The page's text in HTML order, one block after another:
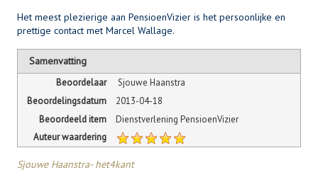
Het meest plezierige aan PensioenVizier is het persoonlijke en
prettige contact met Marcel Wallage.
Samenvatting
Beoordelaar
Sjouwe Haanstra
Beoordelingsdatum
2013-04-18
Beoordeeld item
Dienstverlening PensioenVizier
Auteur waardering
Sjouwe Haanstra- het4kant